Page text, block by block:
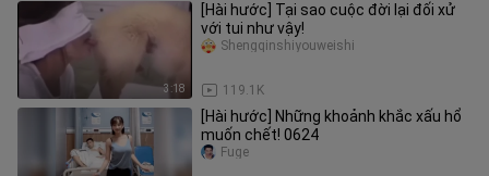
3:18
[Hài hước] Tại sao cuộc đời lại đối xử
với tui như vậy!
119.1K
Shengqinshiyouweishi
[Hài hước] Những khoảnh khắc xấu hổ
muốn chết! 0624
Fuge